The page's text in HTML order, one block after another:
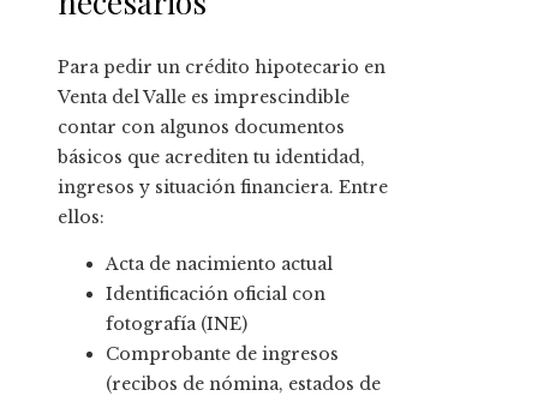
Para pedir un crédito hipotecario en
Venta del Valle es imprescindible
contar con algunos documentos
básicos que acrediten tu identidad,
ingresos y situación financiera. Entre
ellos:
Acta de nacimiento actual
Identificación oficial con
fotografía (INE)
Comprobante de ingresos
(recibos de nómina, estados de